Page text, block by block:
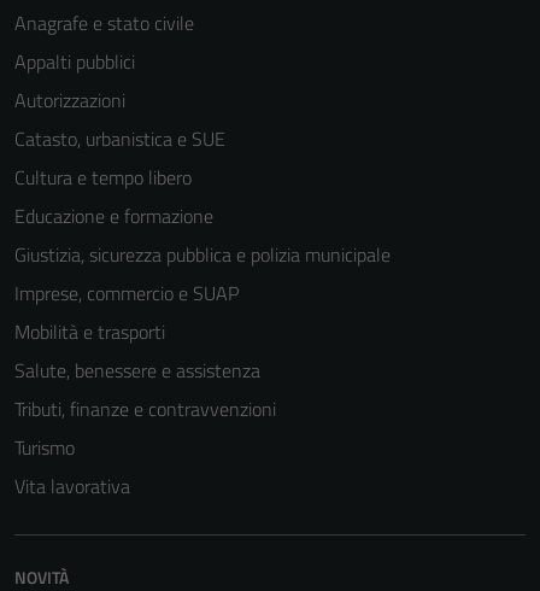
Anagrafe e stato civile
Appalti pubblici
Autorizzazioni
Catasto, urbanistica e SUE
Cultura e tempo libero
Educazione e formazione
Giustizia, sicurezza pubblica e polizia municipale
Imprese, commercio e SUAP
Mobilità e trasporti
Salute, benessere e assistenza
Tributi, finanze e contravvenzioni
Turismo
Vita lavorativa
NOVITÀ